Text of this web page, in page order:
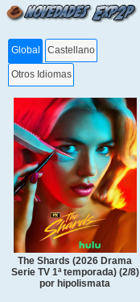
Global Castellano
Otros Idiomas
The Shards (2026 Drama
Serie TV 1ª temporada) (2/8)
por hipolismata